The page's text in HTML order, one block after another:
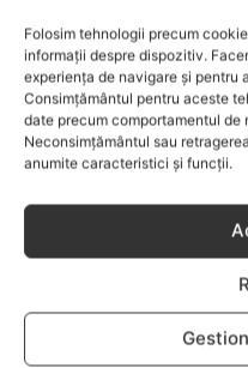
Folosim tehnologii precum
informații despre dispozitiv.
experiența de navigare și pentru
Consimțământul pentru aceste
date precum comportamentul
Neconsimțământul sau
anumite caracteristici și funcții.
RELATED POSTS